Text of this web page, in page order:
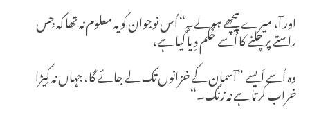
اور آ، میرے پِیچھے ہو لے۔“ اُس نوجوان کو یہ معلوم نہ تھا کہ جِس
راستے پر چلنے کا اُسے حُکم دِیا گیا ہے،
وہ اُسے اَیسے ”آسمان کے خزانوں تک لے جائے گا، جہاں نہ کِیڑا
خراب کرتا ہے نہ زنگ۔“